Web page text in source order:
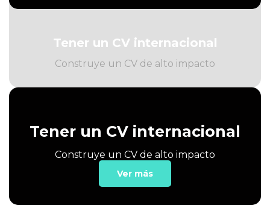
Tener un CV internacional
Construye un CV de alto impacto
Tener un CV internacional
Construye un CV de alto impacto
Ver más